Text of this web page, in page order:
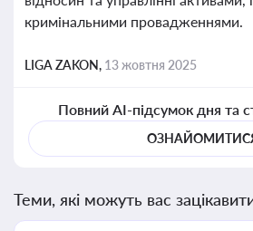
кримінальними провадженнями.
LIGA ZAKON, 13 жовтня 2025
Повний AI-підсумок дня та
Теми, які можуть вас